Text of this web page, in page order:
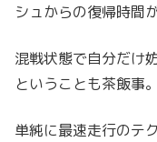
シュからの復帰時間
混戦状態で自分だけ
ということも茶飯事。
単純に最速走行のテ